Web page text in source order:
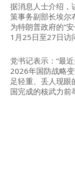
据消息人士介绍，
策事务副部长埃尔
为特朗普政府的“
1月25日至27日访
党书记表示：“最
2026年国防战略
足轻重、丢人现
国完成的核武力前